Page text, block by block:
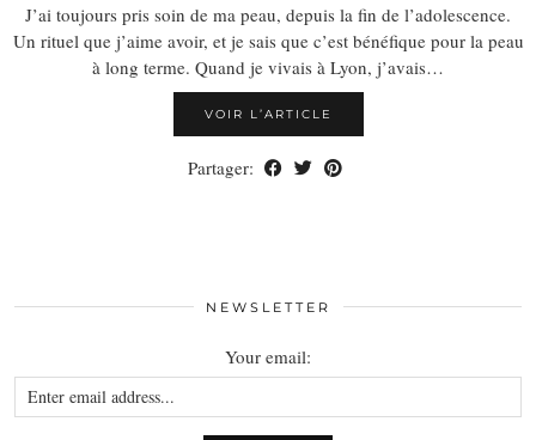
J’ai toujours pris soin de ma peau, depuis la fin de l’adolescence.
Un rituel que j’aime avoir, et je sais que c’est bénéfique pour la peau
à long terme. Quand je vivais à Lyon, j’avais…
VOIR L’ARTICLE
Partager:
NEWSLETTER
Your email: